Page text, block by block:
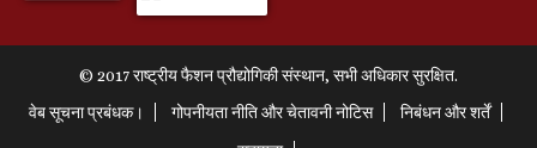
© 2017 राष्ट्रीय फैशन प्रौद्योगिकी संस्थान, सभी अधिकार सुरक्षित.
वेब सूचना प्रबंधक।
गोपनीयता नीति और चेतावनी नोटिस
निबंधन और शर्तें